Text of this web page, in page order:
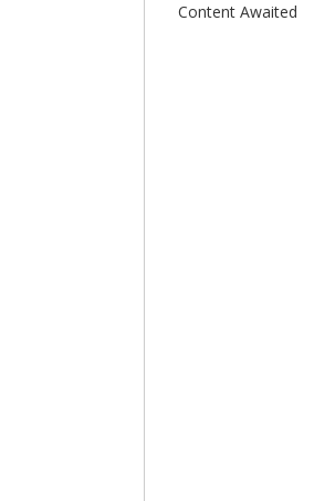
Content Awaited